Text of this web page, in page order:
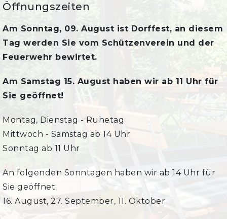
Öffnungszeiten
Am Sonntag, 09. August ist Dorffest, an diesem
Tag werden Sie vom Schützenverein und der
Feuerwehr bewirtet.
Am Samstag 15. August haben wir ab 11 Uhr für
Sie geöffnet!
Montag, Dienstag - Ruhetag
Mittwoch - Samstag ab 14 Uhr
Sonntag ab 11 Uhr
An folgenden Sonntagen haben wir ab 14 Uhr für
Sie geöffnet:
16. August, 27. September, 11. Oktober